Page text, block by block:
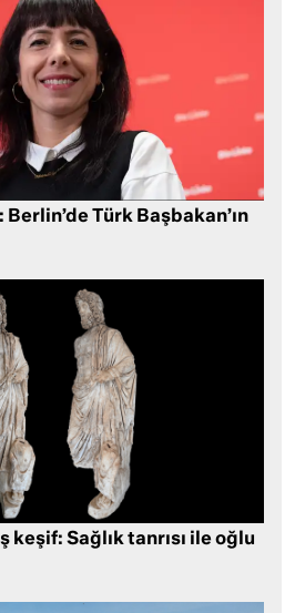
Türk Başbakan’ın
keşif: Sağlık tanrısı ile oğlu